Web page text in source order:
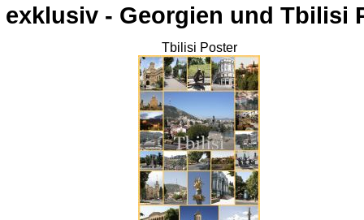
exklusiv - Georgien und Tbilisi
Tbilisi Poster